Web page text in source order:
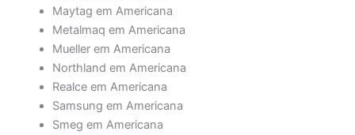
Maytag em Americana
Metalmaq em Americana
Mueller em Americana
Northland em Americana
Realce em Americana
Samsung em Americana
Smeg em Americana